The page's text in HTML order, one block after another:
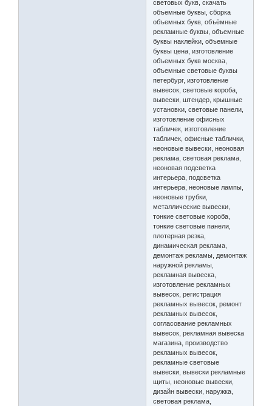
световых букв, скачать
объемные буквы, сборка
объемных букв, объёмные
рекламные буквы, объемные
буквы наклейки, объемные
буквы цена, изготовление
объемных букв москва,
объемные световые буквы
петербург, изготовление
вывесок, световые короба,
вывески, штендер, крышные
установки, световые панели,
изготовление офисных
табличек, изготовление
табличек, офисные таблички,
неоновые вывески, неоновая
реклама, световая реклама,
неоновая подсветка
интерьера, подсветка
интерьера, неоновые лампы,
неоновые трубки,
металлические вывески,
тонкие световые короба,
тонкие световые панели,
плотерная резка,
динамическая реклама,
демонтаж рекламы, демонтаж
наружной рекламы,
рекламная вывеска,
изготовление рекламных
вывесок, регистрация
рекламных вывесок, ремонт
рекламных вывесок,
согласование рекламных
вывесок, рекламная вывеска
магазина, производство
рекламных вывесок,
рекламные световые
вывески, вывески рекламные
щиты, неоновые вывески,
дизайн вывески, наружка,
световая реклама,